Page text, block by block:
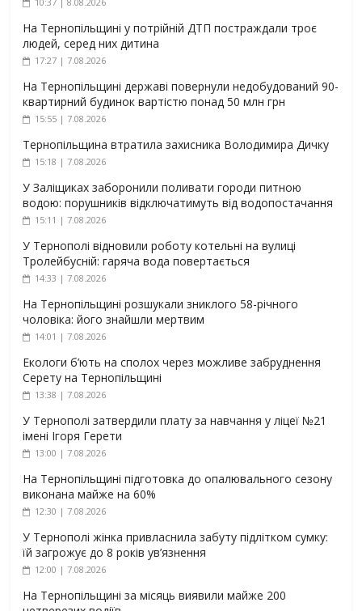
На Тернопільщині у потрійній ДТП постраждали троє
людей, серед них дитина
17:27 | 7.08.2026
На Тернопільщині державі повернули недобудований 90-
квартирний будинок вартістю понад 50 млн грн
15:55 | 7.08.2026
Тернопільщина втратила захисника Володимира Дичку
15:18 | 7.08.2026
У Заліщиках заборонили поливати городи питною
водою: порушників відключатимуть від водопостачання
15:11 | 7.08.2026
У Тернополі відновили роботу котельні на вулиці
Тролейбусній: гаряча вода повертається
14:33 | 7.08.2026
На Тернопільщині розшукали зниклого 58-річного
чоловіка: його знайшли мертвим
14:01 | 7.08.2026
Екологи б’ють на сполох через можливе забруднення
Серету на Тернопільщині
13:38 | 7.08.2026
У Тернополі затвердили плату за навчання у ліцеї №21
імені Ігоря Герети
13:00 | 7.08.2026
На Тернопільщині підготовка до опалювального сезону
виконана майже на 60%
12:30 | 7.08.2026
У Тернополі жінка привласнила забуту підлітком сумку:
їй загрожує до 8 років ув’язнення
12:00 | 7.08.2026
На Тернопільщині за місяць виявили майже 200